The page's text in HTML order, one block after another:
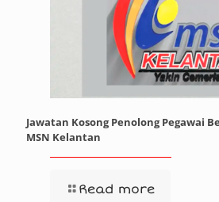
Jawatan Kosong Penolong Pegawai
MSN Kelantan
Read more